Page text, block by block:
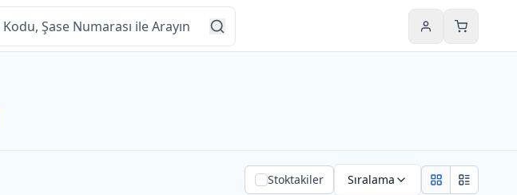
HesabımSepetim
Stoktakiler Sıralama Grid viewList view